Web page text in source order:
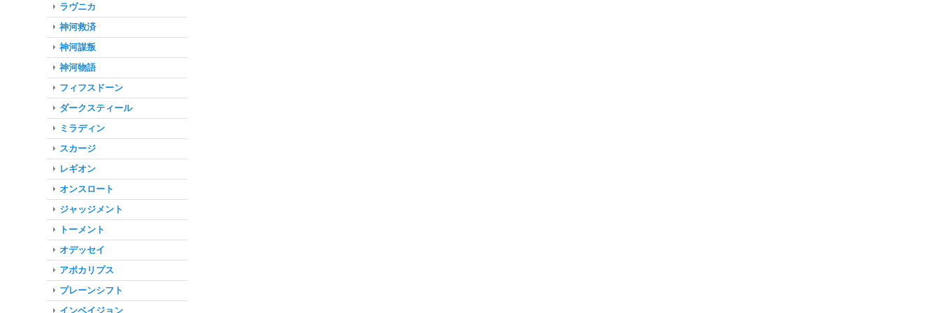
ラヴニカ
神河救済
神河謀叛
神河物語
フィフスドーン
ダークスティール
ミラディン
スカージ
レギオン
オンスロート
ジャッジメント
トーメント
オデッセイ
アポカリプス
プレーンシフト
インベイジョン